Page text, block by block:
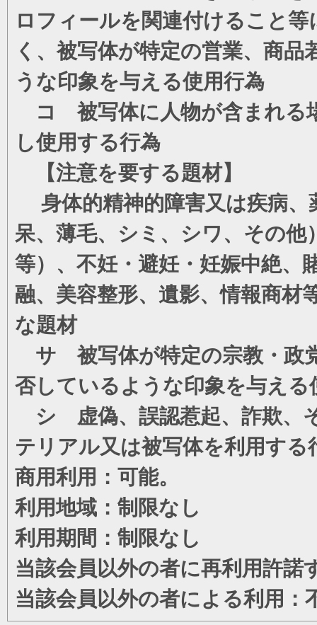
ロフィールを関連付けること
く、被写体が特定の営業、商
うな印象を与える使用行為
コ 被写体に人物が含まれる
し使用する行為
【注意を要する題材】
身体的精神的障害又は疾病、
呆、薄毛、シミ、シワ、その他
等）、不妊・避妊・妊娠中絶、
融、美容整形、遺影、情報商材
な題材
サ 被写体が特定の宗教・政
否しているような印象を与える
シ 虚偽、誤認惹起、詐欺、
テリアル又は被写体を利用する
商用利用：可能。
利用地域：制限なし
利用期間：制限なし
当該会員以外の者に再利用許諾
当該会員以外の者による利用：